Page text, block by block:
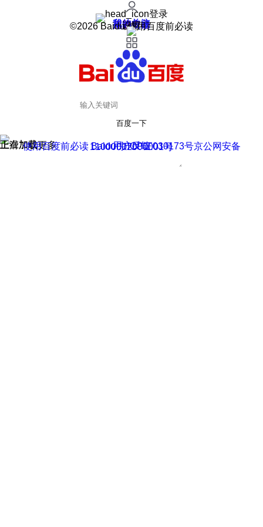
登录
我的关注
我的收藏
皮肤中心
用户反馈
设置
©2026 Baidu 使用百度前必读
百度一下
正在加载
上滑加载更多 用户反馈
使用百度前必读 Baidu 京ICP证030173号
京公网安备11000002000001号